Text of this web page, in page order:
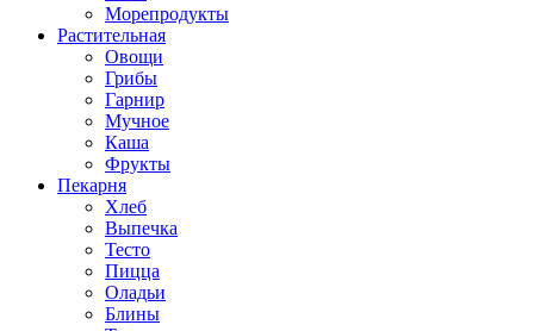
Морепродукты
Растительная
Овощи
Грибы
Гарнир
Мучное
Каша
Фрукты
Пекарня
Хлеб
Выпечка
Тесто
Пицца
Оладьи
Блины